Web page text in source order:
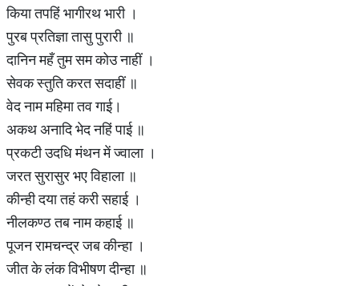
किया तपहिं भागीरथ भारी ।
पुरब प्रतिज्ञा तासु पुरारी ॥
दानिन महँ तुम सम कोउ नाहीं ।
सेवक स्तुति करत सदाहीं ॥
वेद नाम महिमा तव गाई।
अकथ अनादि भेद नहिं पाई ॥
प्रकटी उदधि मंथन में ज्वाला ।
जरत सुरासुर भए विहाला ॥
कीन्ही दया तहं करी सहाई ।
नीलकण्ठ तब नाम कहाई ॥
पूजन रामचन्द्र जब कीन्हा ।
जीत के लंक विभीषण दीन्हा ॥